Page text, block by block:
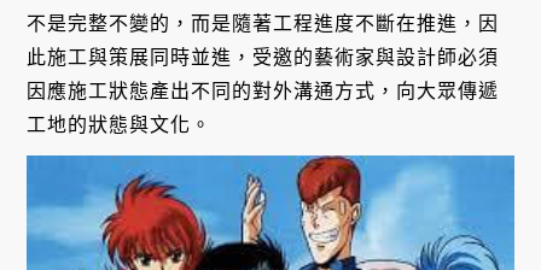
不是完整不變的，而是隨著工程進度不斷在推進，因
此施工與策展同時並進，受邀的藝術家與設計師必須
因應施工狀態產出不同的對外溝通方式，向大眾傳遞
工地的狀態與文化。